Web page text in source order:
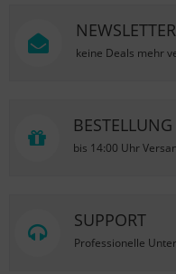
NEWSLETTER
keine Deals mehr
BESTELLUNG
bis 14:00 Uhr
SUPPORT
Professionelle